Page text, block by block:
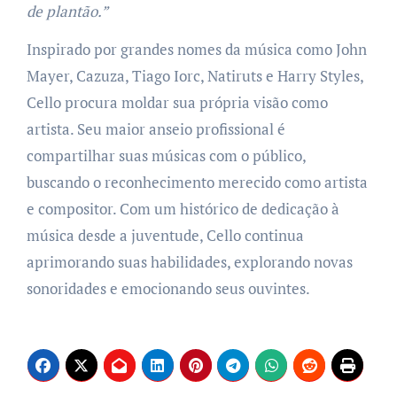
de plantão.”
Inspirado por grandes nomes da música como John
Mayer, Cazuza, Tiago Iorc, Natiruts e Harry Styles,
Cello procura moldar sua própria visão como
artista. Seu maior anseio profissional é
compartilhar suas músicas com o público,
buscando o reconhecimento merecido como artista
e compositor. Com um histórico de dedicação à
música desde a juventude, Cello continua
aprimorando suas habilidades, explorando novas
sonoridades e emocionando seus ouvintes.